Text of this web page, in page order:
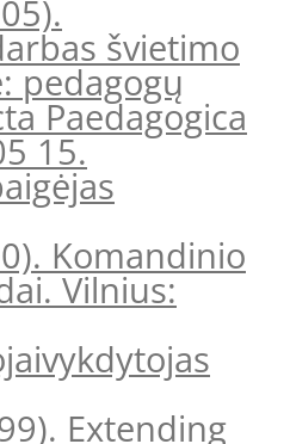
švietimo
pedagogų
Paedagogica
15.
Komandinio
Vilnius:
vykdytojas
Extending